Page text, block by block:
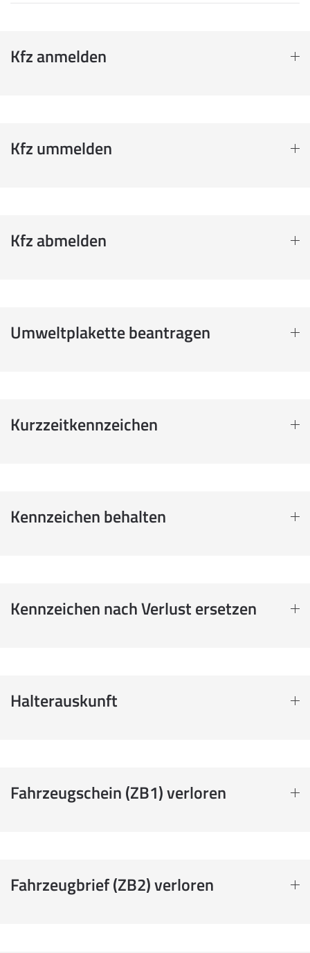
Kfz anmelden
Kfz ummelden
Kfz abmelden
Umweltplakette beantragen
Kurzzeitkennzeichen
Kennzeichen behalten
Kennzeichen nach Verlust ersetzen
Halterauskunft
Fahrzeugschein (ZB1) verloren
Fahrzeugbrief (ZB2) verloren